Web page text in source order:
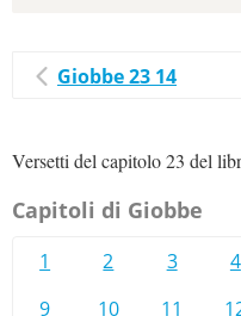
Giobbe 23 14
Versetti del capitolo 23 del
Capitoli di Giobbe
1 2 3 4
9
10 11